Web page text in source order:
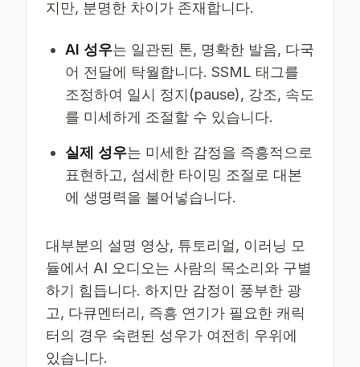
지만, 분명한 차이가 존재합니다.
AI 성우는 일관된 톤, 명확한 발음, 다국
어 전달에 탁월합니다. SSML 태그를
조정하여 일시 정지(pause), 강조, 속도
를 미세하게 조절할 수 있습니다.
실제 성우는 미세한 감정을 즉흥적으로
표현하고, 섬세한 타이밍 조절로 대본
에 생명력을 불어넣습니다.
대부분의 설명 영상, 튜토리얼, 이러닝 모
듈에서 AI 오디오는 사람의 목소리와 구별
하기 힘듭니다. 하지만 감정이 풍부한 광
고, 다큐멘터리, 즉흥 연기가 필요한 캐릭
터의 경우 숙련된 성우가 여전히 우위에
있습니다.